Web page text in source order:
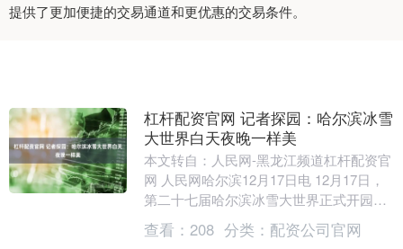
提供了更加便捷的交易通道和更优惠的交易条件。
杠杆配资官网 记者探园：哈尔滨冰雪
大世界白天夜晚一样美
本文转自：人民网-黑龙江频道杠杆配资官
网 人民网哈尔滨12月17日电 12月17日，
第二十七届哈尔滨冰雪大世界正式开园迎
客。来自全国各地的游客身着厚重的冬
装，脸....
查看： 208 分类： 配资公司官网